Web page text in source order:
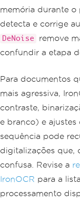
memória durante o
detecta e corrige
DeNoise
remove
confundir a etapa
Para documentos
mais agressiva,
contraste,
e branco) e ajustes
sequência pode
digitalizações que,
confusa. Revise a
IronOCR para a
processamento